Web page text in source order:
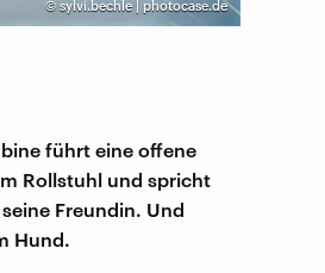
© sylvi.bechle | photocase.de
führt eine offene
Rollstuhl und spricht
Freundin. Und
Hund.